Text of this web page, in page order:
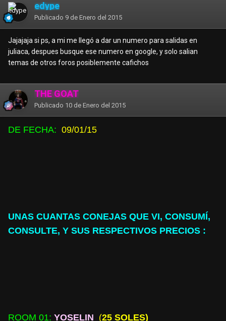
edype
Publicado 9 de Enero del 2015
Jajajaja si ps, a mi me llegó a dar un numero para salidas en
juliaca, despues busque ese numero en google, y solo salian
temas de otros foros posiblemente cafichos
THE GOAT
Publicado 10 de Enero del 2015
DE FECHA: 09/01/15
UNAS CUANTAS CONEJAS QUE VI, CONSUMÍ,
CONSULTE, Y SUS RESPECTIVOS PRECIOS :
ROOM 01: YOSELIN (25 SOLES)